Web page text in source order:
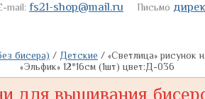
mail: fs21-shop@mail.ru Письмо
бисера) / Детские / «Светлица» рисунок
«Эльфик» 12*16см (1шт) цвет:Д-036
для вышивания